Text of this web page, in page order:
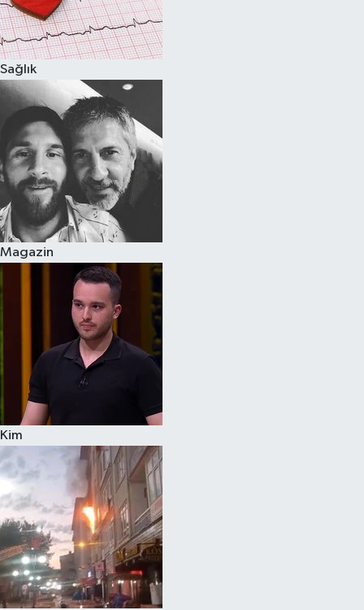
Sağlık
Magazin
Kim
Spor
Çocuk
Eğitim
Hava Durumu
Kadın
Kim kimdir?
Kültür Sanat
Sağlık
Siyaset
Teknoloji
Televizyon
Yaşam-Çevre